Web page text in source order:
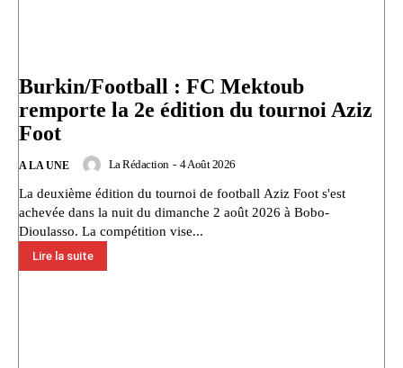
Burkin/Football : FC Mektoub
remporte la 2e édition du tournoi Aziz
Foot
A LA UNE La Rédaction - 4 Août 2026
La deuxième édition du tournoi de football Aziz Foot s'est
achevée dans la nuit du dimanche 2 août 2026 à Bobo-
Dioulasso. La compétition vise...
Lire la suite